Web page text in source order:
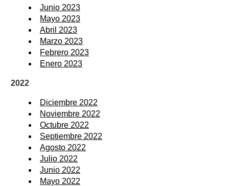
Junio 2023
Mayo 2023
Abril 2023
Marzo 2023
Febrero 2023
Enero 2023
2022
Diciembre 2022
Noviembre 2022
Octubre 2022
Septiembre 2022
Agosto 2022
Julio 2022
Junio 2022
Mayo 2022